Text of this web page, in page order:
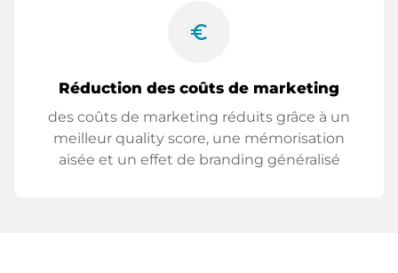
euro_symbol
Réduction des coûts de marketing
des coûts de marketing réduits grâce à un
meilleur quality score, une mémorisation
aisée et un effet de branding généralisé